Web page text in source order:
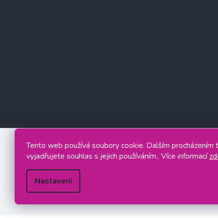
Tento web používá soubory cookie. Dalším
vyjadřujete souhlas s jejich používáním.. Více informací
Nastavení